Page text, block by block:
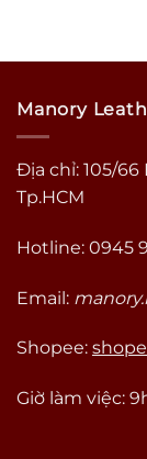
Manory
Địa chỉ: 105/66
Tp.HCM
Hotline: 0945
Email:
Shopee:
Giờ làm việc: